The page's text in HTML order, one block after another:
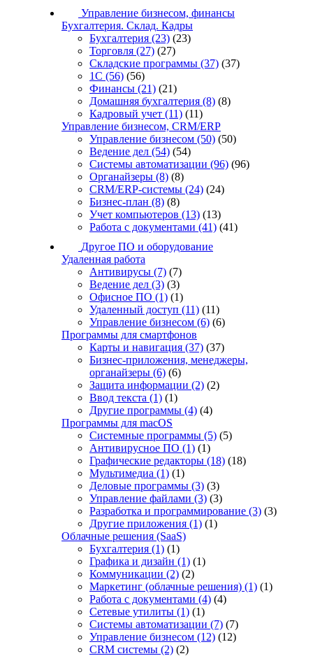
Управление бизнесом, финансы
Бухгалтерия. Склад. Кадры
Бухгалтерия (23) (23)
Торговля (27) (27)
Складские программы (37) (37)
1С (56) (56)
Финансы (21) (21)
Домашняя бухгалтерия (8) (8)
Кадровый учет (11) (11)
Управление бизнесом, CRM/ERP
Управление бизнесом (50) (50)
Ведение дел (54) (54)
Системы автоматизации (96) (96)
Органайзеры (8) (8)
CRM/ERP-системы (24) (24)
Бизнес-план (8) (8)
Учет компьютеров (13) (13)
Работа с документами (41) (41)
Другое ПО и оборудование
Удаленная работа
Антивирусы (7) (7)
Ведение дел (3) (3)
Офисное ПО (1) (1)
Удаленный доступ (11) (11)
Управление бизнесом (6) (6)
Программы для смартфонов
Карты и навигация (37) (37)
Бизнес-приложения, менеджеры,
органайзеры (6) (6)
Защита информации (2) (2)
Ввод текста (1) (1)
Другие программы (4) (4)
Программы для macOS
Системные программы (5) (5)
Антивирусное ПО (1) (1)
Графические редакторы (18) (18)
Мультимедиа (1) (1)
Деловые программы (3) (3)
Управление файлами (3) (3)
Разработка и программирование (3) (3)
Другие приложения (1) (1)
Облачные решения (SaaS)
Бухгалтерия (1) (1)
Графика и дизайн (1) (1)
Коммуникации (2) (2)
Маркетинг (облачные решения) (1) (1)
Работа с документами (4) (4)
Сетевые утилиты (1) (1)
Системы автоматизации (7) (7)
Управление бизнесом (12) (12)
CRM системы (2) (2)